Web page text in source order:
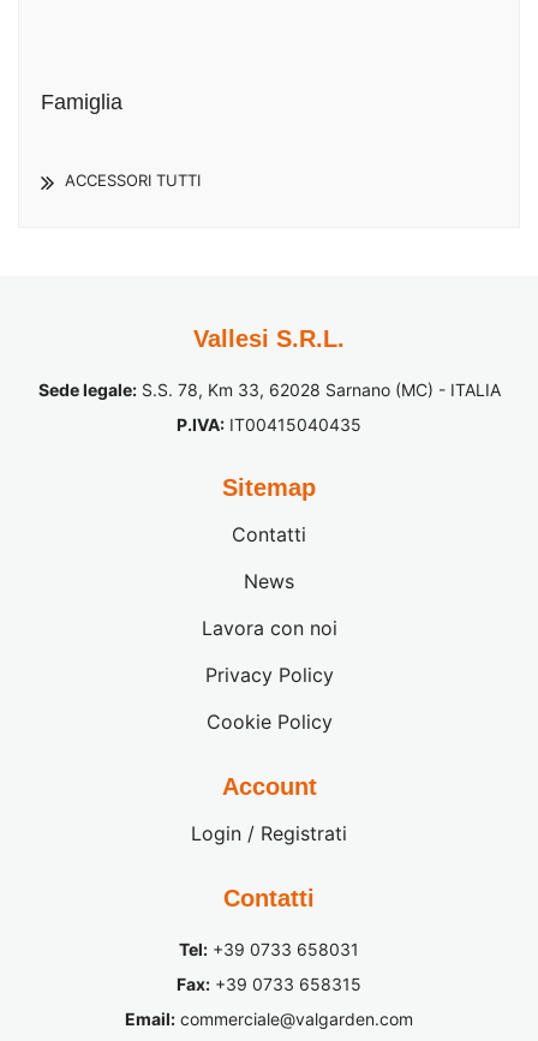
Famiglia
ACCESSORI TUTTI
Vallesi S.R.L.
Sede legale:S.S. 78, Km 33, 62028 Sarnano (MC) - ITALIA
P.IVA: IT00415040435
Sitemap
Contatti
News
Lavora con noi
Privacy Policy
Cookie Policy
Account
Login / Registrati
Contatti
Tel: +39 0733 658031
Fax: +39 0733 658315
Email: commerciale@valgarden.com